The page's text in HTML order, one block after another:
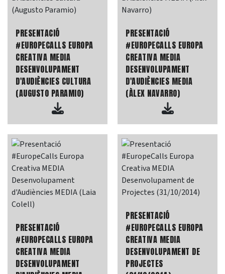
PRESENTACIÓ
#EUROPECALLS EUROPA
CREATIVA MEDIA
DESENVOLUPAMENT
D'AUDIÈNCIES CULTURA
(AUGUSTO PARAMIO)
PRESENTACIÓ
#EUROPECALLS EUROPA
CREATIVA MEDIA
DESENVOLUPAMENT
D'AUDIÈNCIES MEDIA
(ÀLEX NAVARRO)
PRESENTACIÓ
#EUROPECALLS EUROPA
CREATIVA MEDIA
DESENVOLUPAMENT
PRESENTACIÓ
#EUROPECALLS EUROPA
CREATIVA MEDIA
DESENVOLUPAMENT DE
PROJECTES